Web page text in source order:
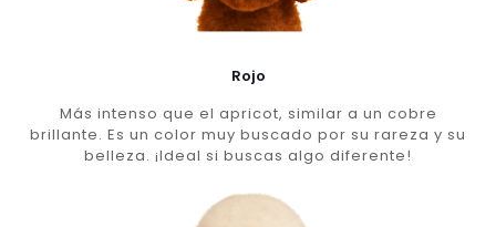
Rojo
Más intenso que el apricot, similar a un cobre
brillante. Es un color muy buscado por su rareza y su
belleza. ¡Ideal si buscas algo diferente!